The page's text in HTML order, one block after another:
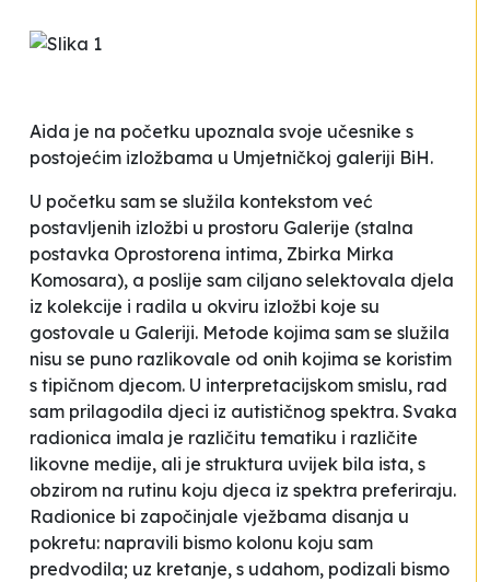
Aida je na početku upoznala svoje učesnike s
postojećim izložbama u Umjetničkoj galeriji BiH.
U početku sam se služila kontekstom već
postavljenih izložbi u prostoru Galerije (stalna
postavka Oprostorena intima, Zbirka Mirka
Komosara), a poslije sam ciljano selektovala djela
iz kolekcije i radila u okviru izložbi koje su
gostovale u Galeriji. Metode kojima sam se služila
nisu se puno razlikovale od onih kojima se koristim
s tipičnom djecom. U interpretacijskom smislu, rad
sam prilagodila djeci iz autističnog spektra. Svaka
radionica imala je različitu tematiku i različite
likovne medije, ali je struktura uvijek bila ista, s
obzirom na rutinu koju djeca iz spektra preferiraju.
Radionice bi započinjale vježbama disanja u
pokretu: napravili bismo kolonu koju sam
predvodila; uz kretanje, s udahom, podizali bismo